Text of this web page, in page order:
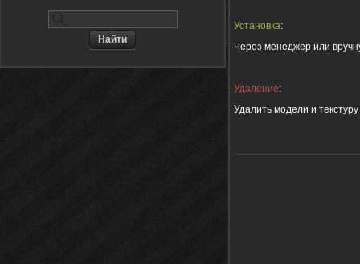
Установка:
Через менеджер или
Удаление:
Удалить модели и